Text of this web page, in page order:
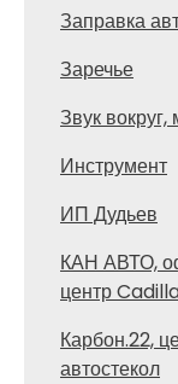
Заправка
Заречье
Звук вокруг,
Инструмент
ИП Дудьев
КАН АВТО,
центр
Карбон.22,
автостекол